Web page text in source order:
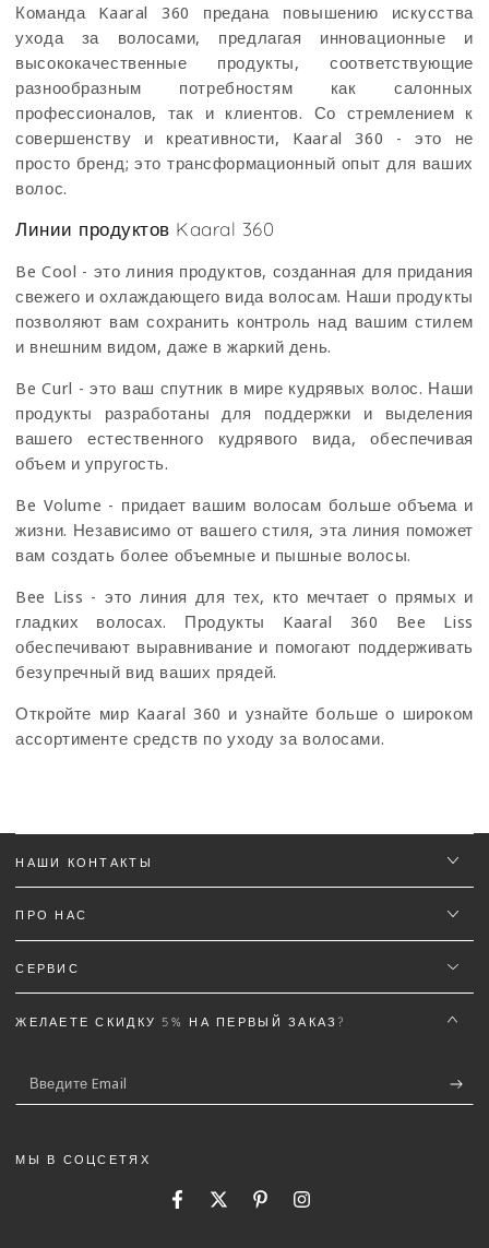
Команда Kaaral 360 предана повышению искусства
ухода за волосами, предлагая инновационные и
высококачественные продукты, соответствующие
разнообразным потребностям как салонных
профессионалов, так и клиентов. Со стремлением к
совершенству и креативности, Kaaral 360 - это не
просто бренд; это трансформационный опыт для ваших
волос.
Линии продуктов Kaaral 360
Be Cool - это линия продуктов, созданная для придания
свежего и охлаждающего вида волосам. Наши продукты
позволяют вам сохранить контроль над вашим стилем
и внешним видом, даже в жаркий день.
Be Curl - это ваш спутник в мире кудрявых волос. Наши
продукты разработаны для поддержки и выделения
вашего естественного кудрявого вида, обеспечивая
объем и упругость.
Be Volume - придает вашим волосам больше объема и
жизни. Независимо от вашего стиля, эта линия поможет
вам создать более объемные и пышные волосы.
Bee Liss - это линия для тех, кто мечтает о прямых и
гладких волосах. Продукты Kaaral 360 Bee Liss
обеспечивают выравнивание и помогают поддерживать
безупречный вид ваших прядей.
Откройте мир Kaaral 360 и узнайте больше о широком
ассортименте средств по уходу за волосами.
НАШИ КОНТАКТЫ
ПРО НАС
СЕРВИС
ЖЕЛАЕТЕ СКИДКУ 5% НА ПЕРВЫЙ ЗАКАЗ?
Введите
Email
МЫ В СОЦСЕТЯХ
FacebookTwitterPinterestInstagram